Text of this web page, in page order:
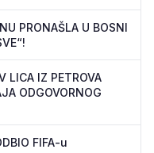
PRONAŠLA U BOSNI
LICA IZ PETROVA
ODGOVORNOG
FIFA-u